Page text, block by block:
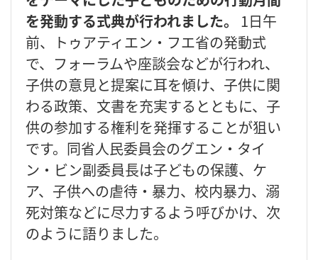
を発動する式典が行われました。
1日午
前、トゥアティエン・フエ省の発動式
で、フォーラムや座談会などが行われ、
子供の意見と提案に耳を傾け、子供に関
わる政策、文書を充実するとともに、子
供の参加する権利を発揮することが狙い
です。同省人民委員会のグエン・タイ
ン・ビン副委員長は子どもの保護、ケ
ア、子供への虐待・暴力、校内暴力、溺
死対策などに尽力するよう呼びかけ、次
のように語りました。